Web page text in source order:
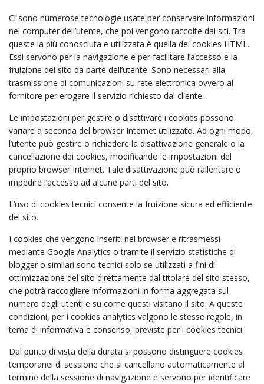
Ci sono numerose tecnologie usate per conservare informazioni
nel computer dell’utente, che poi vengono raccolte dai siti. Tra
queste la più conosciuta e utilizzata è quella dei cookies HTML.
Essi servono per la navigazione e per facilitare l’accesso e la
fruizione del sito da parte dell’utente. Sono necessari alla
trasmissione di comunicazioni su rete elettronica ovvero al
fornitore per erogare il servizio richiesto dal cliente.
Le impostazioni per gestire o disattivare i cookies possono
variare a seconda del browser Internet utilizzato. Ad ogni modo,
l’utente può gestire o richiedere la disattivazione generale o la
cancellazione dei cookies, modificando le impostazioni del
proprio browser Internet. Tale disattivazione può rallentare o
impedire l’accesso ad alcune parti del sito.
L’uso di cookies tecnici consente la fruizione sicura ed efficiente
del sito.
I cookies che vengono inseriti nel browser e ritrasmessi
mediante Google Analytics o tramite il servizio statistiche di
blogger o similari sono tecnici solo se utilizzati a fini di
ottimizzazione del sito direttamente dal titolare del sito stesso,
che potrà raccogliere informazioni in forma aggregata sul
numero degli utenti e su come questi visitano il sito. A queste
condizioni, per i cookies analytics valgono le stesse regole, in
tema di informativa e consenso, previste per i cookies tecnici.
Dal punto di vista della durata si possono distinguere cookies
temporanei di sessione che si cancellano automaticamente al
termine della sessione di navigazione e servono per identificare